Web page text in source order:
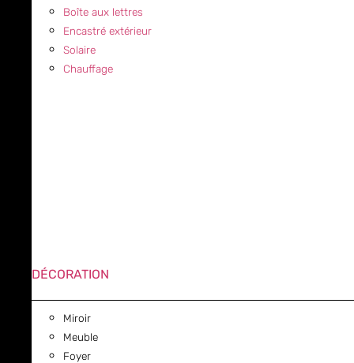
Boîte aux lettres
Encastré extérieur
Solaire
Chauffage
DÉCORATION
Miroir
Meuble
Foyer